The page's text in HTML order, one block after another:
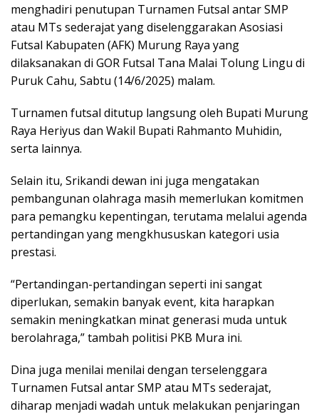
menghadiri penutupan Turnamen Futsal antar SMP
atau MTs sederajat yang diselenggarakan Asosiasi
Futsal Kabupaten (AFK) Murung Raya yang
dilaksanakan di GOR Futsal Tana Malai Tolung Lingu di
Puruk Cahu, Sabtu (14/6/2025) malam.
Turnamen futsal ditutup langsung oleh Bupati Murung
Raya Heriyus dan Wakil Bupati Rahmanto Muhidin,
serta lainnya.
Selain itu, Srikandi dewan ini juga mengatakan
pembangunan olahraga masih memerlukan komitmen
para pemangku kepentingan, terutama melalui agenda
pertandingan yang mengkhususkan kategori usia
prestasi.
“Pertandingan-pertandingan seperti ini sangat
diperlukan, semakin banyak event, kita harapkan
semakin meningkatkan minat generasi muda untuk
berolahraga,” tambah politisi PKB Mura ini.
Dina juga menilai menilai dengan terselenggara
Turnamen Futsal antar SMP atau MTs sederajat,
diharap menjadi wadah untuk melakukan penjaringan